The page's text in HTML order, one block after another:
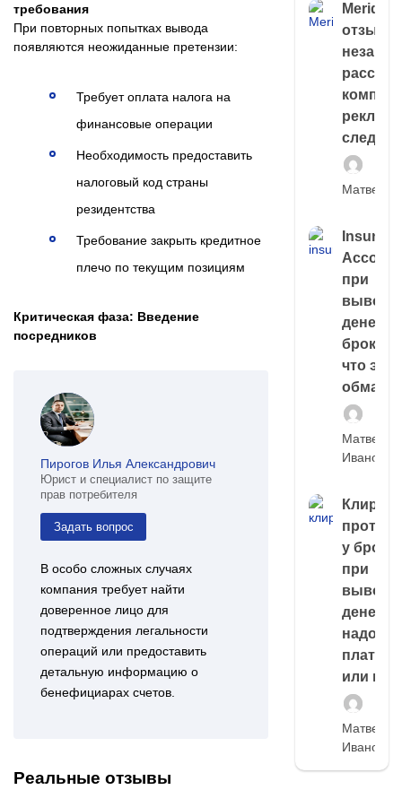
требования
При повторных попытках вывода
появляются неожиданные претензии:
Требует оплата налога на
финансовые операции
Необходимость предоставить
налоговый код страны
резидентства
Требование закрыть кредитное
плечо по текущим позициям
Критическая фаза: Введение
посредников
Пирогов Илья Александрович
Юрист и специалист по защите
прав потребителя
Задать вопрос
В особо сложных случаях
компания требует найти
доверенное лицо для
подтверждения легальности
операций или предоставить
детальную информацию о
бенефициарах счетов.
Реальные отзывы
следа
Матвей
Account
при
выводе
денег у
что это,
обман?
Матвей
Иванов
Клиринг
у
при
выводе
денег,
надо
платить
или
Матвей
Иванов